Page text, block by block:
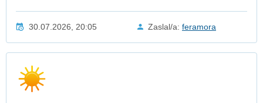
30.07.2026, 20:05 Zaslal/a: feramora